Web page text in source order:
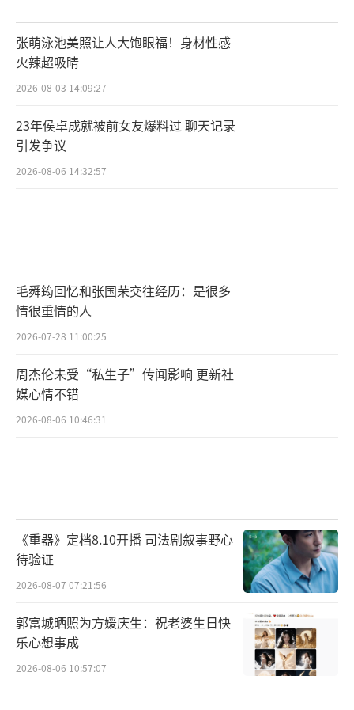
张萌泳池美照让人大饱眼福！身材性感
火辣超吸睛
2026-08-03 14:09:27
23年侯卓成就被前女友爆料过 聊天记录
引发争议
2026-08-06 14:32:57
毛舜筠回忆和张国荣交往经历：是很多
情很重情的人
2026-07-28 11:00:25
周杰伦未受“私生子”传闻影响 更新社
媒心情不错
2026-08-06 10:46:31
《重器》定档8.10开播 司法剧叙事野心
待验证
2026-08-07 07:21:56
郭富城晒照为方媛庆生：祝老婆生日快
乐心想事成
2026-08-06 10:57:07